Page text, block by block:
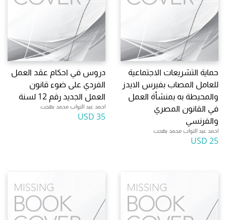
حماية التشريعات الاجتماعية
للعامل المصاب بفيرس الايدز
والمحيطة به بمنشأة العمل
في القانون المصري
والفرنسي
احمد عبد التواب محمد بهجت
25 USD
دروس في احكام عقد العمل
الفردي على ضوء قانون
العمل الجديد رقم 12 لسنة
احمد عبد التواب محمد بهجت
35 USD